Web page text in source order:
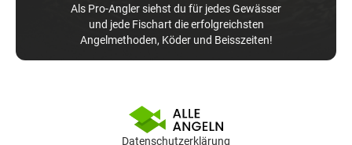
Als Pro-Angler siehst du für jedes Gewässer
und jede Fischart die erfolgreichsten
Angelmethoden, Köder und Beisszeiten!
Datenschutzerklärung